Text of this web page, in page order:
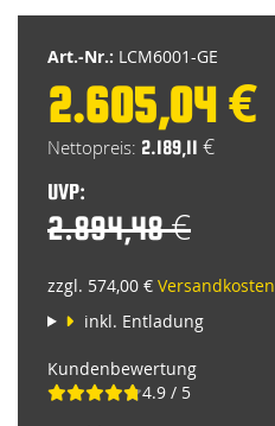
Art.-Nr.: LCM6001-GE
Special
Price
2.605,04 €
2.189,11 €
UVP:
2.894,48 €
zzgl. 574,00 € Versandkosten
inkl. Entladung
Kundenbewertung
4.9 / 5
springen